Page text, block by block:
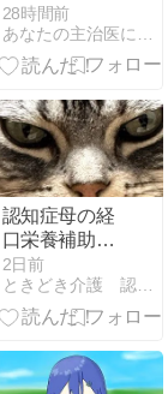
事故 書類送検
の医師、別人
のCT画像で診
部出血に気づ
かなか
28時間前
あなたの主治医になりたいです。
認知症母の経
口栄養補助食
品処方できな
くなった！
2日前
ときどき介護 認知症母との遠距離介護